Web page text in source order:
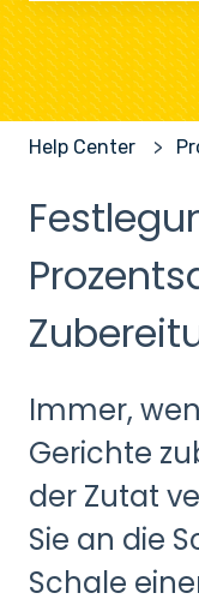
Es gibt keine
Help Center
Immer,
Gerichte
der Zutat
Sie an die
Schale